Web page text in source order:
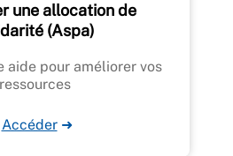
une allocation de
(Aspa)
aide pour améliorer vos
ressources
Accéder ➜